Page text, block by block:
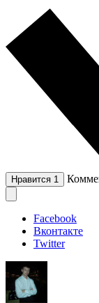
Нравится 1
Facebook
Вконтакте
Twitter